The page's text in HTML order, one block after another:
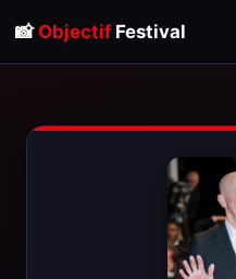
📸 ObjectifFestival